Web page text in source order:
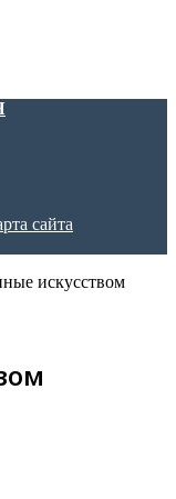
сайта
искусством